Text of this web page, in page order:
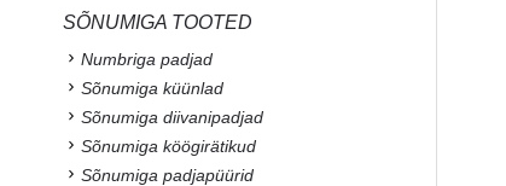
SÕNUMIGA TOOTED
Numbriga padjad
Sõnumiga küünlad
Sõnumiga diivanipadjad
Sõnumiga köögirätikud
Sõnumiga padjapüürid